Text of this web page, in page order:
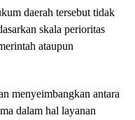
daerah tersebut tidak
skala perioritas
ataupun
menyeimbangkan antara
dalam hal layanan